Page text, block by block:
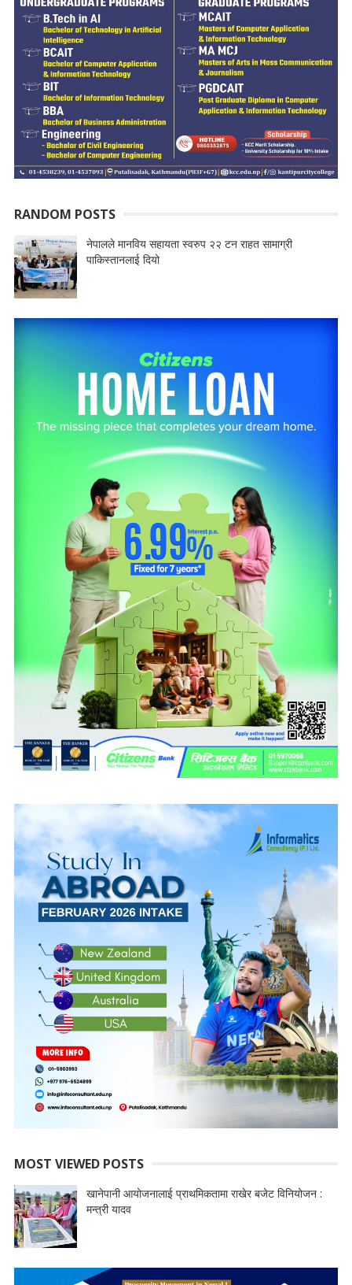
RANDOM POSTS
नेपालले मानविय सहायता स्वरुप २२ टन राहत सामाग्री
पाकिस्तानलाई दियो
MOST VIEWED POSTS
खानेपानी आयोजनालाई प्राथमिकतामा राखेर बजेट विनियोजन :
मन्त्री यादव